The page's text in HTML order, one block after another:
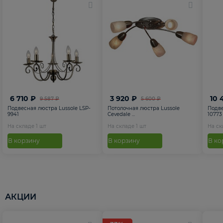
9 587 ₽
6 710 ₽
Подвесная люстра Lussole LSP-
9941
На складе 1 шт
В корзину
5 600 ₽
3 920 ₽
Потолочная люстра Lussole
Cevedale ...
На складе 1 шт
В корзину
10
10773
На
В
АКЦИИ